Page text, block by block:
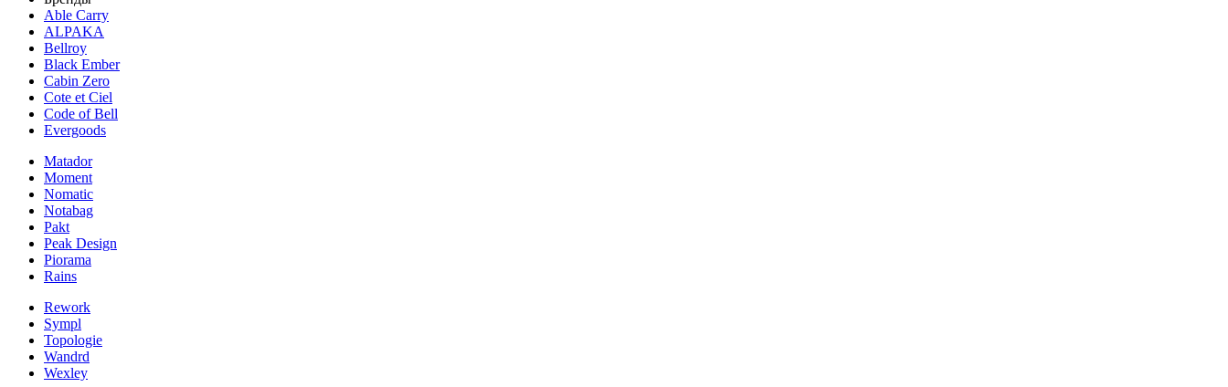
Able Carry
ALPAKA
Bellroy
Black Ember
Cabin Zero
Cote et Ciel
Code of Bell
Evergoods
Matador
Moment
Nomatic
Notabag
Pakt
Peak Design
Piorama
Rains
Rework
Sympl
Topologie
Wandrd
Wexley